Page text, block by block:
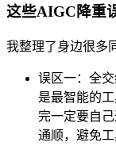
这些AIGC降重
我整理了身边很多
误区一：全
是最智能的
完一定要自
通顺，避免工